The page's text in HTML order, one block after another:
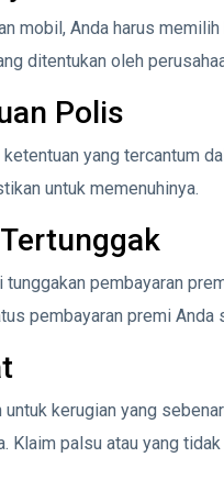
mobil, Anda harus
ditentukan oleh
Polis
yang tercantum
untuk memenuhinya.
pembayaran
pembayaran premi Anda
kerugian yang
Klaim palsu atau yang